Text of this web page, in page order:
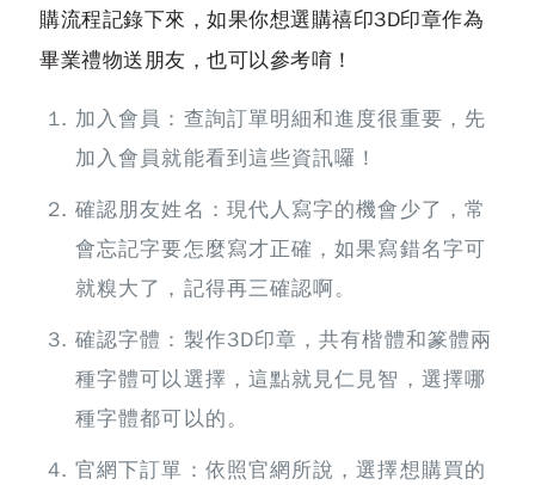
購流程記錄下來，如果你想選購禧印3D印章作為
畢業禮物送朋友，也可以參考唷！
加入會員：查詢訂單明細和進度很重要，先
加入會員就能看到這些資訊囉！
確認朋友姓名：現代人寫字的機會少了，常
會忘記字要怎麼寫才正確，如果寫錯名字可
就糗大了，記得再三確認啊。
確認字體：製作3D印章，共有楷體和篆體兩
種字體可以選擇，這點就見仁見智，選擇哪
種字體都可以的。
官網下訂單：依照官網所說，選擇想購買的